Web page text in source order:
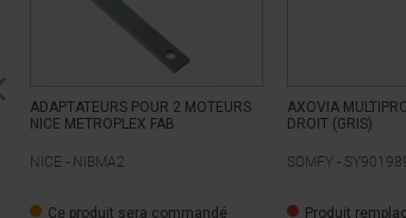
ADAPTATEURS POUR 2 MOTEURS
NICE METROPLEX FAB
NICE - NIBMA2
Ce produit sera commandé
AXOVIA
DROIT (GRIS)
SOMFY -
Produit